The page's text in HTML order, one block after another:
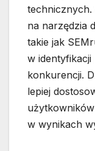
na narzędzia
takie jak
w
konkurencji.
lepiej
w wynikach